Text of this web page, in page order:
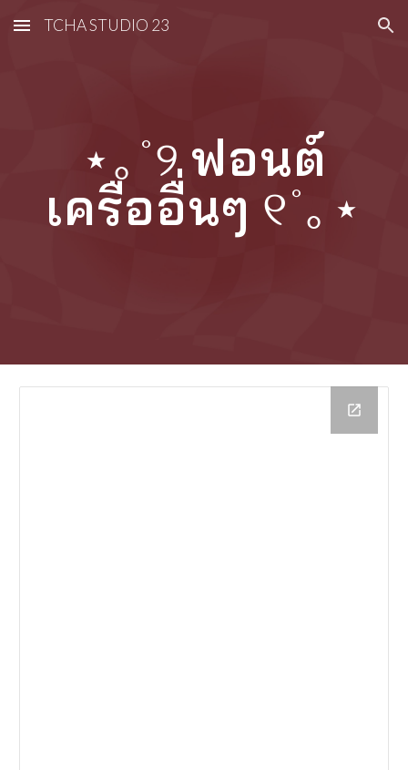
Skip to main content Skip to navigation
TCHA STUDIO 23
⋆｡˚୨ฟอนต์
เครืออื่นๆ ୧˚｡⋆